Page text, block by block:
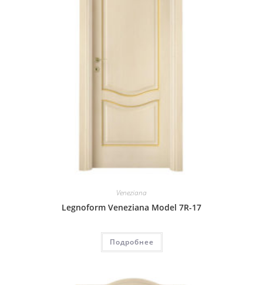
Veneziana
Legnoform Veneziana Model 7R-17
Подробнее